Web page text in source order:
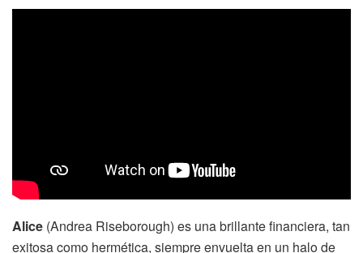
Alice (Andrea Riseborough) es una brillante financiera, tan
exitosa como hermética, siempre envuelta en un halo de